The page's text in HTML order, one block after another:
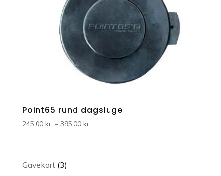
Point65 rund dagsluge
245,00 kr. – 395,00 kr.
Gavekort 33